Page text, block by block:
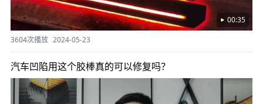
00:35
3604次播放 2024-05-23
汽车凹陷用这个胶棒真的可以修复吗？